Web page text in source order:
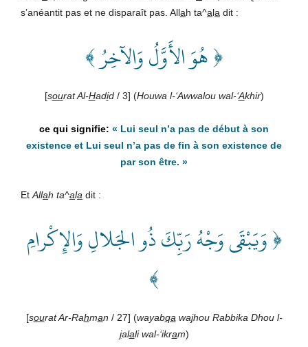
s’anéantit pas et ne disparaît pas. Allah ta^ala dit :
﴿ هُوَ الأَوَّلُ وَالآخِرُ ﴾
[sourat Al-Hadid/ 3] (Houwa l-‘Awwalou wal-‘Akhir)
« Lui seul n’a pas de début à son
existence et Lui seul n’a pas de fin à son existence de
par son être. »
Et Allah ta^ala dit :
﴿ وَيَبْقَى وَجْهُ رَبِّكَ ذُو الجَلالِ وَالإِكْرامِ
﴾
[souratAr-Rahman / 27] (wayabqa wajhou Rabbika Dhou l-
jalali wal-‘ikram)